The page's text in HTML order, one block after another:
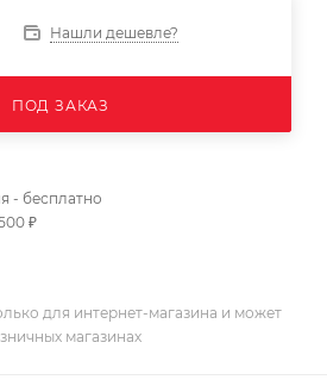
Нашли дешевле?
ПОД ЗАКАЗ
- бесплатно
₽
для интернет-магазина и может
магазинах